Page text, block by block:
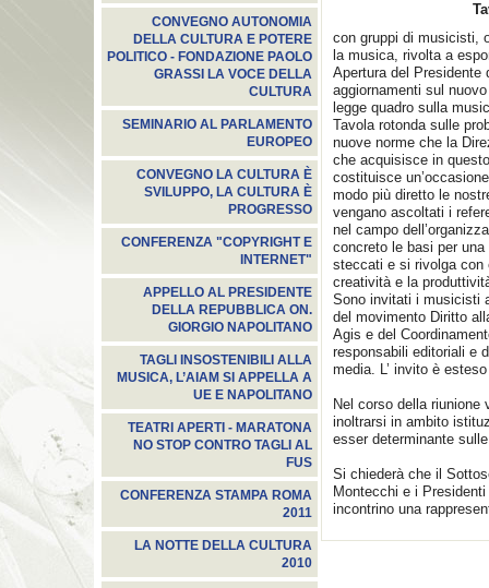
CONVEGNO AUTONOMIA
DELLA CULTURA E POTERE
POLITICO - FONDAZIONE PAOLO
GRASSI LA VOCE DELLA
CULTURA
SEMINARIO AL PARLAMENTO
EUROPEO
CONVEGNO LA CULTURA È
SVILUPPO, LA CULTURA È
PROGRESSO
CONFERENZA "COPYRIGHT E
INTERNET"
APPELLO AL PRESIDENTE
DELLA REPUBBLICA ON.
GIORGIO NAPOLITANO
TAGLI INSOSTENIBILI ALLA
MUSICA, L’AIAM SI APPELLA A
UE E NAPOLITANO
TEATRI APERTI - MARATONA
NO STOP CONTRO TAGLI AL
FUS
CONFERENZA STAMPA ROMA
2011
LA NOTTE DELLA CULTURA
2010
con gruppi di musicisti,
la musica, rivolta a
Apertura del Presidente
aggiornamenti sul
legge quadro sulla
Tavola rotonda sulle
nuove norme che la
che acquisisce in
costituisce
modo più diretto le
vengano ascoltati i
nel campo
concreto le basi per
steccati e si rivolga con
creatività e la
Sono invitati i musicisti
del movimento Diritto
Agis e del
responsabili editoriali e
media. L’ invito è
Nel corso della riunione
inoltrarsi in ambito
esser determinante
Si chiederà che il
Montecchi e i
incontrino una